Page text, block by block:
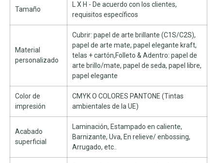
Tamaño
L X H - De acuerdo con los clientes,
requisitos específicos
Material
personalizado
Cubrir: papel de arte brillante (C1S/C2S),
papel de arte mate, papel elegante kraft,
telas + cartón,Folleto & Adentro: papel de
arte brillo/mate, papel de seda, papel libre,
papel elegante
Color de
impresión
CMYK O COLORES PANTONE (Tintas
ambientales de la UE)
Acabado
superficial
Laminación, Estampado en caliente,
Barnizante, Uva, En relieve/ enbossing,
Arrugado, etc..